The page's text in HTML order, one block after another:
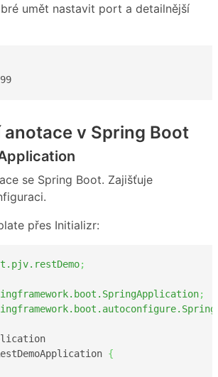
umět nastavit port a detailnější
anotace v Spring Boot
se Spring Boot. Zajišťuje
přes Initializr:
;
;
{